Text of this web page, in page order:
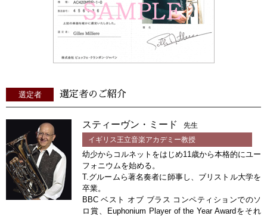
選定者 選定者のご紹介
スティーヴン・ミード
先生
イギリス王立音楽アカデミー教授
幼少からコルネットをはじめ11歳から本格的にユー
フォニウムを始める。
T.グルームら著名奏者に師事し、ブリストル大学を
卒業。
BBC ベスト オブ ブラス コンペティションでのソ
ロ賞、Euphonium Player of the Year Awardをそれ